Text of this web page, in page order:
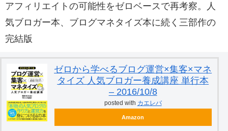
アフィリエイトの可能性をゼロベースで再考察。人
気ブロガー本、ブログマネタイズ本に続く三部作の
完結版
ゼロから学べるブログ運営×集客×マネ
タイズ 人気ブロガー養成講座 単行本
– 2016/10/8
posted with カエレバ
Amazon